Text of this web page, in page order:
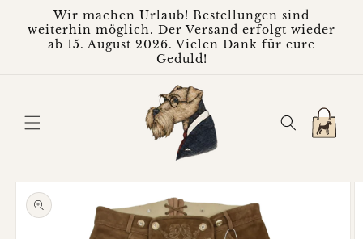
Inhalt
Wir machen Urlaub! Bestellungen sind
weiterhin möglich. Der Versand erfolgt wieder
ab 15. August 2026. Vielen Dank für eure
Geduld!
Warenkorb